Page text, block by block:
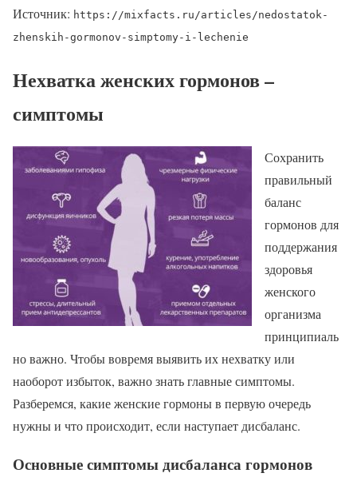
Источник: https://mixfacts.ru/articles/nedostatok-
zhenskih-gormonov-simptomy-i-lechenie
Нехватка женских гормонов –
симптомы
Сохранить
правильный
баланс
гормонов для
поддержания
здоровья
женского
организма
принципиаль
но важно. Чтобы вовремя выявить их нехватку или
наоборот избыток, важно знать главные симптомы.
Разберемся, какие женские гормоны в первую очередь
нужны и что происходит, если наступает дисбаланс.
Основные симптомы дисбаланса гормонов